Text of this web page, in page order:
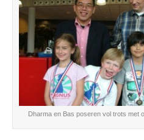
Dharma en Bas poseren vol trots met